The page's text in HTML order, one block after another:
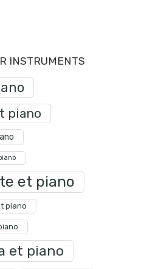
INSTRUMENTS
piano
et piano
piano
et piano